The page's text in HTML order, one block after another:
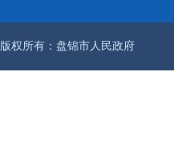
版权所有：盘锦市人民政府